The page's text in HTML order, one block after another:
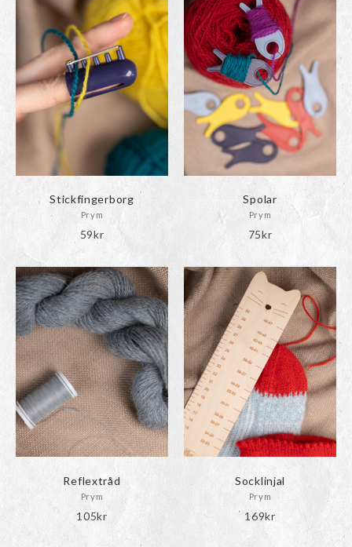
Stickfingerborg
Prym
59kr
Spolar
Prym
75kr
Reflextråd
Prym
105kr
Socklinjal
Prym
169kr